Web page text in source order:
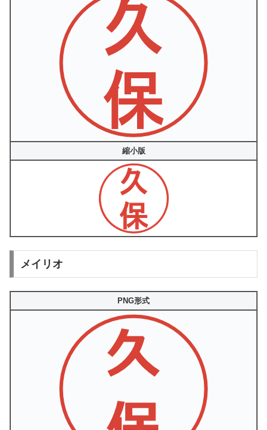
縮小版
メイリオ
PNG形式